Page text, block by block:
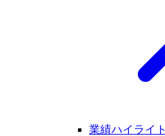
業績ハイライト